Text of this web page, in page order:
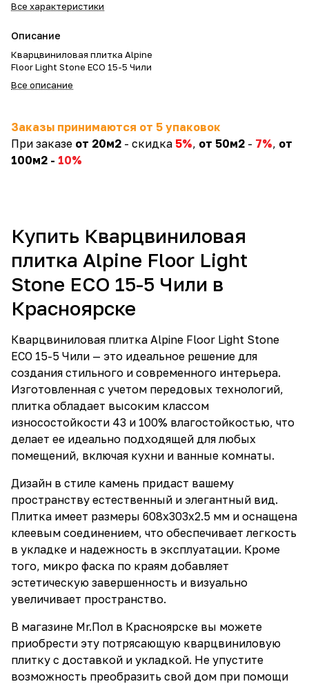
Все характеристики
Описание
Кварцвиниловая плитка Alpine
Floor Light Stone ECO 15-5 Чили
Все описание
Заказы принимаются от 5 упаковок
При заказе от 20м2 - скидка 5%, от 50м2 - 7%, от
100м2 - 10%
Купить Кварцвиниловая
плитка Alpine Floor Light
Stone ECO 15-5 Чили в
Красноярске
Кварцвиниловая плитка Alpine Floor Light Stone
ECO 15-5 Чили — это идеальное решение для
создания стильного и современного интерьера.
Изготовленная с учетом передовых технологий,
плитка обладает высоким классом
износостойкости 43 и 100% влагостойкостью, что
делает ее идеально подходящей для любых
помещений, включая кухни и ванные комнаты.
Дизайн в стиле камень придаст вашему
пространству естественный и элегантный вид.
Плитка имеет размеры 608x303x2.5 мм и оснащена
клеевым соединением, что обеспечивает легкость
в укладке и надежность в эксплуатации. Кроме
того, микро фаска по краям добавляет
эстетическую завершенность и визуально
увеличивает пространство.
В магазине Mr.Пол в Красноярске вы можете
приобрести эту потрясающую кварцвиниловую
плитку с доставкой и укладкой. Не упустите
возможность преобразить свой дом при помощи